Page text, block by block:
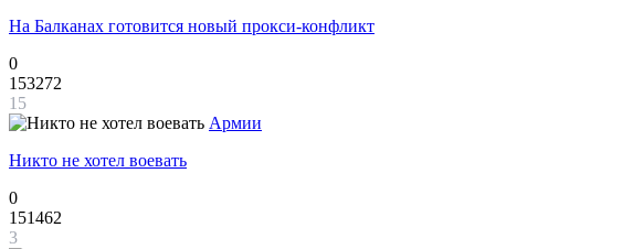
На Балканах готовится новый прокси-конфликт
0
153272
15
Армии
Никто не хотел воевать
0
151462
3